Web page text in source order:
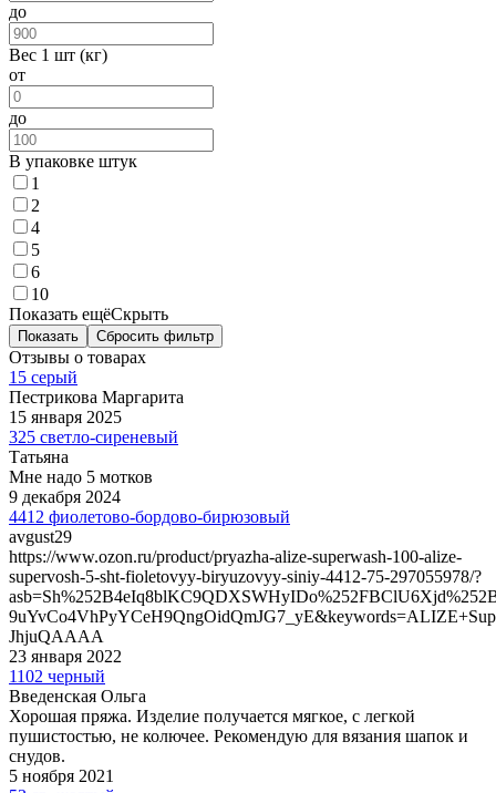
до
Вес 1 шт (кг)
от
до
В упаковке штук
1
2
4
5
6
10
Показать ещёСкрыть
Показать Сбросить фильтр
Отзывы о товарах
15 серый
Пестрикова Маргарита
15 января 2025
325 светло-сиреневый
Татьяна
Мне надо 5 мотков
9 декабря 2024
4412 фиолетово-бордово-бирюзовый
avgust29
https://www.ozon.ru/product/pryazha-alize-superwash-100-alize-
supervosh-5-sht-fioletovyy-biryuzovyy-siniy-4412-75-297055978/?
JhjuQAAAA
23 января 2022
1102 черный
Введенская Ольга
Хорошая пряжа. Изделие получается мягкое, с легкой
пушистостью, не колючее. Рекомендую для вязания шапок и
снудов.
5 ноября 2021